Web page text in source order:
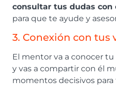
consultar tus dudas con
para que te ayude y
3. Conexión con tus
El mentor va a conocer
y vas a compartir con él
momentos decisivos para